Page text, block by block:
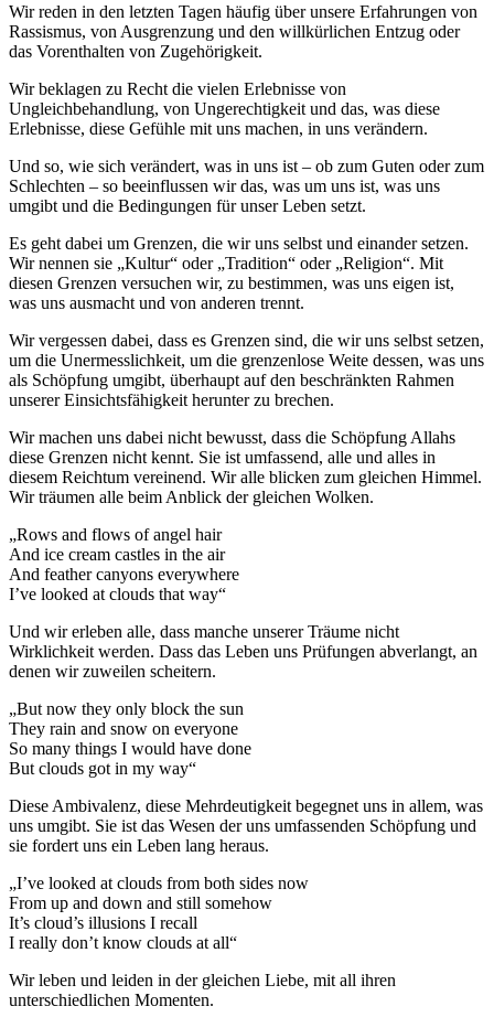
Wir reden in den letzten Tagen häufig über unsere Erfahrungen von
Rassismus, von Ausgrenzung und den willkürlichen Entzug oder
das Vorenthalten von Zugehörigkeit.
Wir beklagen zu Recht die vielen Erlebnisse von
Ungleichbehandlung, von Ungerechtigkeit und das, was diese
Erlebnisse, diese Gefühle mit uns machen, in uns verändern.
Und so, wie sich verändert, was in uns ist – ob zum Guten oder zum
Schlechten – so beeinflussen wir das, was um uns ist, was uns
umgibt und die Bedingungen für unser Leben setzt.
Es geht dabei um Grenzen, die wir uns selbst und einander setzen.
Wir nennen sie „Kultur“ oder „Tradition“ oder „Religion“. Mit
diesen Grenzen versuchen wir, zu bestimmen, was uns eigen ist,
was uns ausmacht und von anderen trennt.
Wir vergessen dabei, dass es Grenzen sind, die wir uns selbst setzen,
um die Unermesslichkeit, um die grenzenlose Weite dessen, was uns
als Schöpfung umgibt, überhaupt auf den beschränkten Rahmen
unserer Einsichtsfähigkeit herunter zu brechen.
Wir machen uns dabei nicht bewusst, dass die Schöpfung Allahs
diese Grenzen nicht kennt. Sie ist umfassend, alle und alles in
diesem Reichtum vereinend. Wir alle blicken zum gleichen Himmel.
Wir träumen alle beim Anblick der gleichen Wolken.
„Rows and flows of angel hair
And ice cream castles in the air
And feather canyons everywhere
I’ve looked at clouds that way“
Und wir erleben alle, dass manche unserer Träume nicht
Wirklichkeit werden. Dass das Leben uns Prüfungen abverlangt, an
denen wir zuweilen scheitern.
„But now they only block the sun
They rain and snow on everyone
So many things I would have done
But clouds got in my way“
Diese Ambivalenz, diese Mehrdeutigkeit begegnet uns in allem, was
uns umgibt. Sie ist das Wesen der uns umfassenden Schöpfung und
sie fordert uns ein Leben lang heraus.
„I’ve looked at clouds from both sides now
From up and down and still somehow
It’s cloud’s illusions I recall
I really don’t know clouds at all“
Wir leben und leiden in der gleichen Liebe, mit all ihren
unterschiedlichen Momenten.